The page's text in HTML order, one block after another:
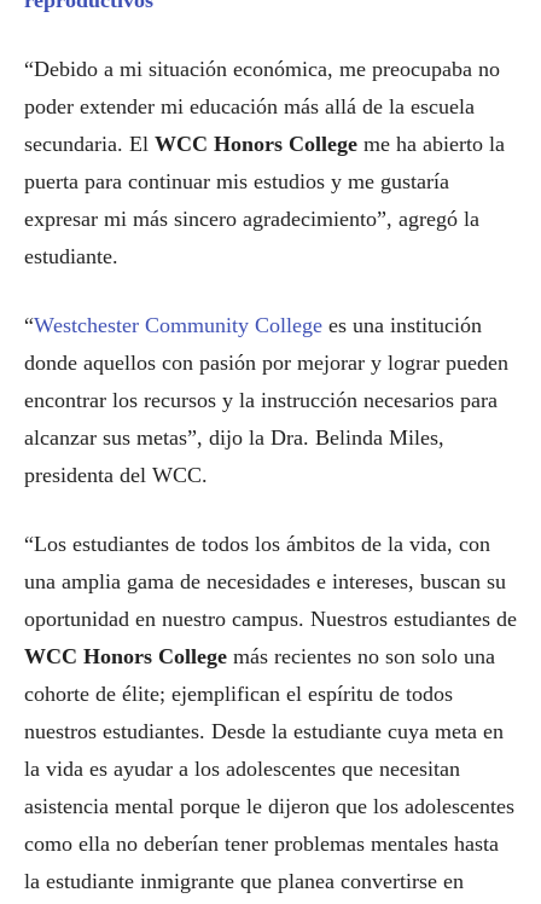
“Debido a mi situación económica, me preocupaba no
poder extender mi educación más allá de la escuela
secundaria. El WCC Honors College me ha abierto la
puerta para continuar mis estudios y me gustaría
expresar mi más sincero agradecimiento”, agregó la
estudiante.
“Westchester Community College es una institución
donde aquellos con pasión por mejorar y lograr pueden
encontrar los recursos y la instrucción necesarios para
alcanzar sus metas”, dijo la Dra. Belinda Miles,
presidenta del WCC.
“Los estudiantes de todos los ámbitos de la vida, con
una amplia gama de necesidades e intereses, buscan su
oportunidad en nuestro campus. Nuestros estudiantes de
WCC Honors College más recientes no son solo una
cohorte de élite; ejemplifican el espíritu de todos
nuestros estudiantes. Desde la estudiante cuya meta en
la vida es ayudar a los adolescentes que necesitan
asistencia mental porque le dijeron que los adolescentes
como ella no deberían tener problemas mentales hasta
la estudiante inmigrante que planea convertirse en